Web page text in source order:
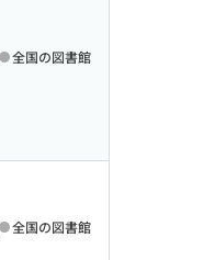
全国の図書館
全国の図書館